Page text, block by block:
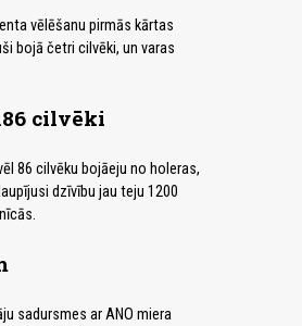
vēlēšanu pirmās kārtas
bojā četri cilvēki, un varas
cilvēki
86 cilvēku bojāeju no holeras,
dzīvību jau teju 1200
sadursmes ar ANO miera